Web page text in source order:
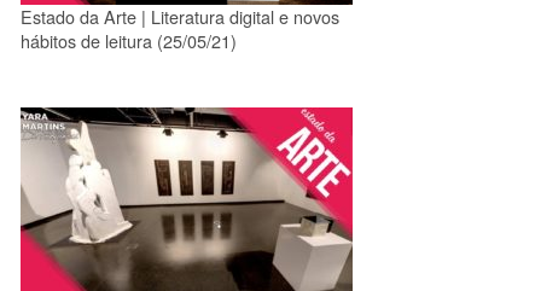
Estado da Arte | Literatura digital e novos
hábitos de leitura (25/05/21)